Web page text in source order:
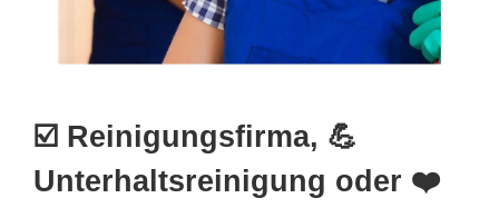
☑️ Reinigungsfirma, 💪
Unterhaltsreinigung oder ❤️